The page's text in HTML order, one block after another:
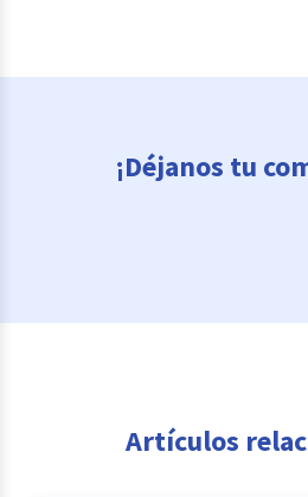
¡Déjanos tu
Artículos